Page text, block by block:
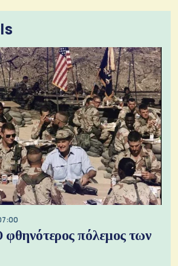
φθηνότερος πόλεμος των